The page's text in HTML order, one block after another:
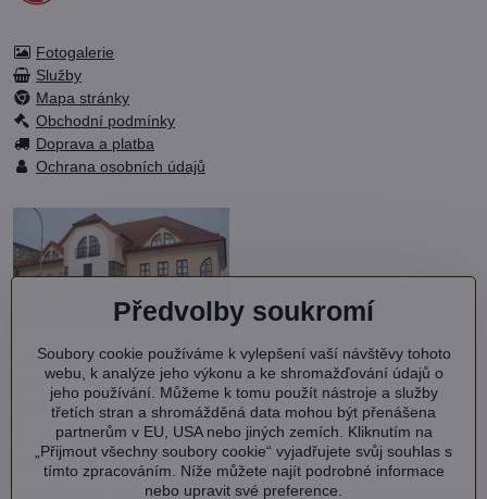
Fotogalerie
Služby
Mapa stránky
Obchodní podmínky
Doprava a platba
Ochrana osobních údajů
OC KVARTET s.r.o.
Debřská 1000
293 06 Kosmonosy
IČ: 27202577
DIČ: CZ27202577
Předvolby soukromí
Soubory cookie používáme k vylepšení vaší návštěvy tohoto
webu, k analýze jeho výkonu a ke shromažďování údajů o
jeho používání. Můžeme k tomu použít nástroje a služby
třetích stran a shromážděná data mohou být přenášena
partnerům v EU, USA nebo jiných zemích. Kliknutím na
„Přijmout všechny soubory cookie“ vyjadřujete svůj souhlas s
tímto zpracováním. Níže můžete najít podrobné informace
nebo upravit své preference.